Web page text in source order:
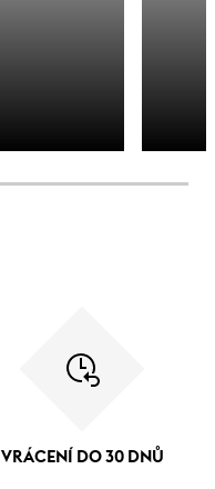
VRÁCENÍ DO 30 DNŮ